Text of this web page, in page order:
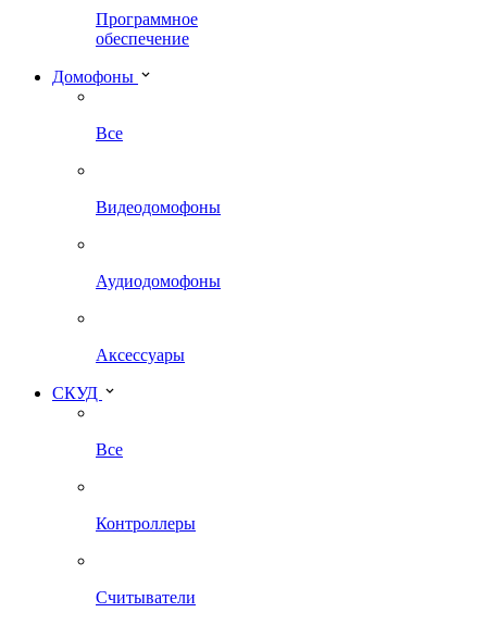
Программное
обеспечение
Домофоны
Все
Видеодомофоны
Аудиодомофоны
Аксессуары
СКУД
Все
Контроллеры
Считыватели